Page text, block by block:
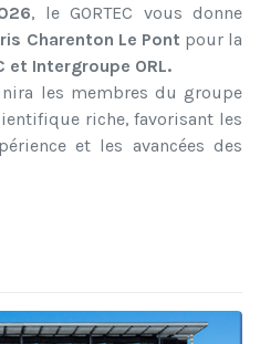
, le GORTEC vous donne
Charenton Le Pont pour la
et Intergroupe ORL.
les membres du groupe
riche, favorisant les
et les avancées des